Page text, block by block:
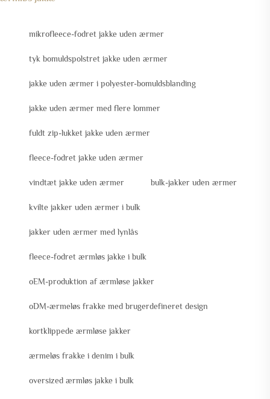
mikrofleece-fodret jakke uden ærmer
tyk bomuldspolstret jakke uden ærmer
jakke uden ærmer i polyester-bomuldsblanding
jakke uden ærmer med flere lommer
fuldt zip-lukket jakke uden ærmer
fleece-fodret jakke uden ærmer
vindtæt jakke uden ærmer bulk-jakker uden ærmer
kvilte jakker uden ærmer i bulk
jakker uden ærmer med lynlås
fleece-fodret ærmløs jakke i bulk
oEM-produktion af ærmløse jakker
oDM-ærmeløs frakke med brugerdefineret design
kortklippede ærmløse jakker
ærmeløs frakke i denim i bulk
oversized ærmløs jakke i bulk